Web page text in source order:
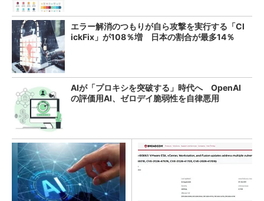
エラー解消のつもりが自ら攻撃を実行する「Cl
ickFix」が108％増 日本の割合が最多14％
AIが「プロキシを突破する」時代へ OpenAI
の評価用AI、ゼロデイ脆弱性を自律悪用